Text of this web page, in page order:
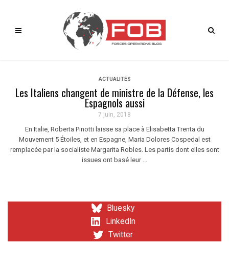
ACTUALITÉS
Les Italiens changent de ministre de la Défense, les
Espagnols aussi
7 juin, 2018
En Italie, Roberta Pinotti laisse sa place à Elisabetta Trenta du
Mouvement 5 Étoiles, et en Espagne, Maria Dolores Cospedal est
remplacée par la socialiste Margarita Robles. Les partis dont elles sont
issues ont basé leur ...
Bluesky
LinkedIn
Twitter